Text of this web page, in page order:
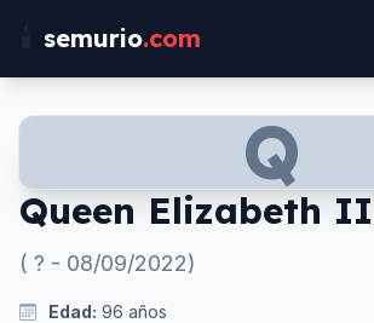
semurio.com
Q
Queen Elizabeth II
( ? - 08/09/2022)
Edad: 96 años